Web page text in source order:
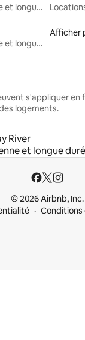
Locations moyenne et longue durée
Locations moyenne et longue durée
Afficher
s'appliquer en
logements.
River
et longue
© 2026 Airbnb, Inc.
Conditions